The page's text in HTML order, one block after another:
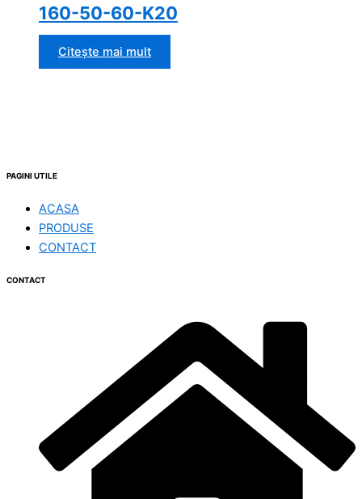
160-50-60-K20
Citește mai mult
PAGINI UTILE
ACASA
PRODUSE
CONTACT
CONTACT